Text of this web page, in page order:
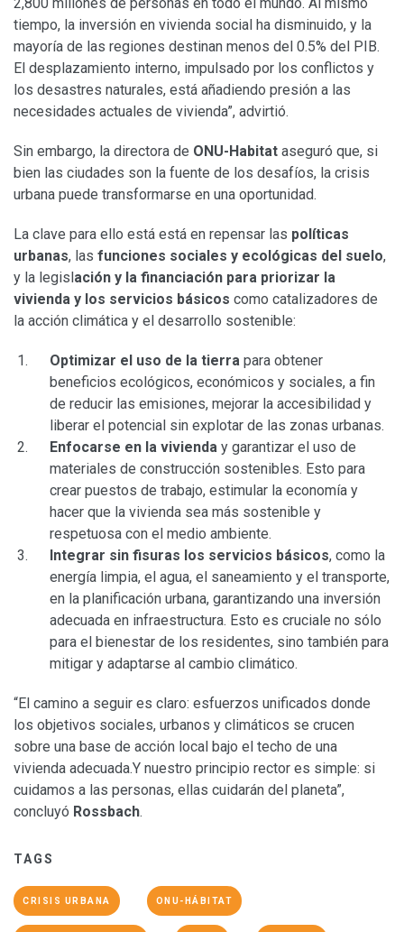
tiempo, la inversión en vivienda social ha disminuido, y la
mayoría de las regiones destinan menos del 0.5% del PIB.
El desplazamiento interno, impulsado por los conflictos y
los desastres naturales, está añadiendo presión a las
necesidades actuales de vivienda”, advirtió.
Sin embargo, la directora de ONU-Habitat aseguró que, si
bien las ciudades son la fuente de los desafíos, la crisis
urbana puede transformarse en una oportunidad.
La clave para ello está está en repensar las políticas
urbanas, las funciones sociales y ecológicas del suelo,
y la legislación y la financiación para priorizar la
vivienda y los servicios básicos como catalizadores de
la acción climática y el desarrollo sostenible:
Optimizar el uso de la tierra para obtener
beneficios ecológicos, económicos y sociales, a fin
de reducir las emisiones, mejorar la accesibilidad y
liberar el potencial sin explotar de las zonas urbanas.
Enfocarse en la vivienda y garantizar el uso de
materiales de construcción sostenibles. Esto para
crear puestos de trabajo, estimular la economía y
hacer que la vivienda sea más sostenible y
respetuosa con el medio ambiente.
Integrar sin fisuras los servicios básicos, como la
energía limpia, el agua, el saneamiento y el transporte,
en la planificación urbana, garantizando una inversión
adecuada en infraestructura. Esto es cruciale no sólo
para el bienestar de los residentes, sino también para
mitigar y adaptarse al cambio climático.
“El camino a seguir es claro: esfuerzos unificados donde
los objetivos sociales, urbanos y climáticos se crucen
sobre una base de acción local bajo el techo de una
vivienda adecuada.Y nuestro principio rector es simple: si
cuidamos a las personas, ellas cuidarán del planeta”,
concluyó Rossbach.
TAGS
CRISIS URBANA ONU-HÁBITAT